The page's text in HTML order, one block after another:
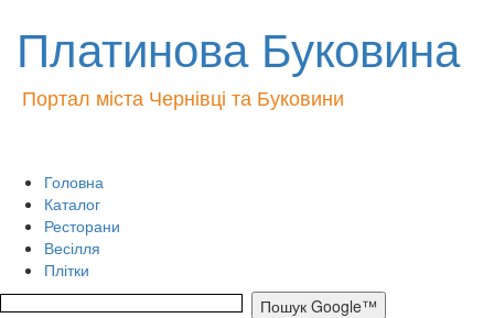
Платинова Буковина
Портал міста Чернівці та Буковини
Головна
Каталог
Ресторани
Весілля
Плітки